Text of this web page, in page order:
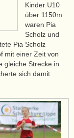
Kinder U10
über 1150m
waren Pia
Scholz und
Pia Scholz
mit einer Zeit von
gleiche Strecke in
sich damit